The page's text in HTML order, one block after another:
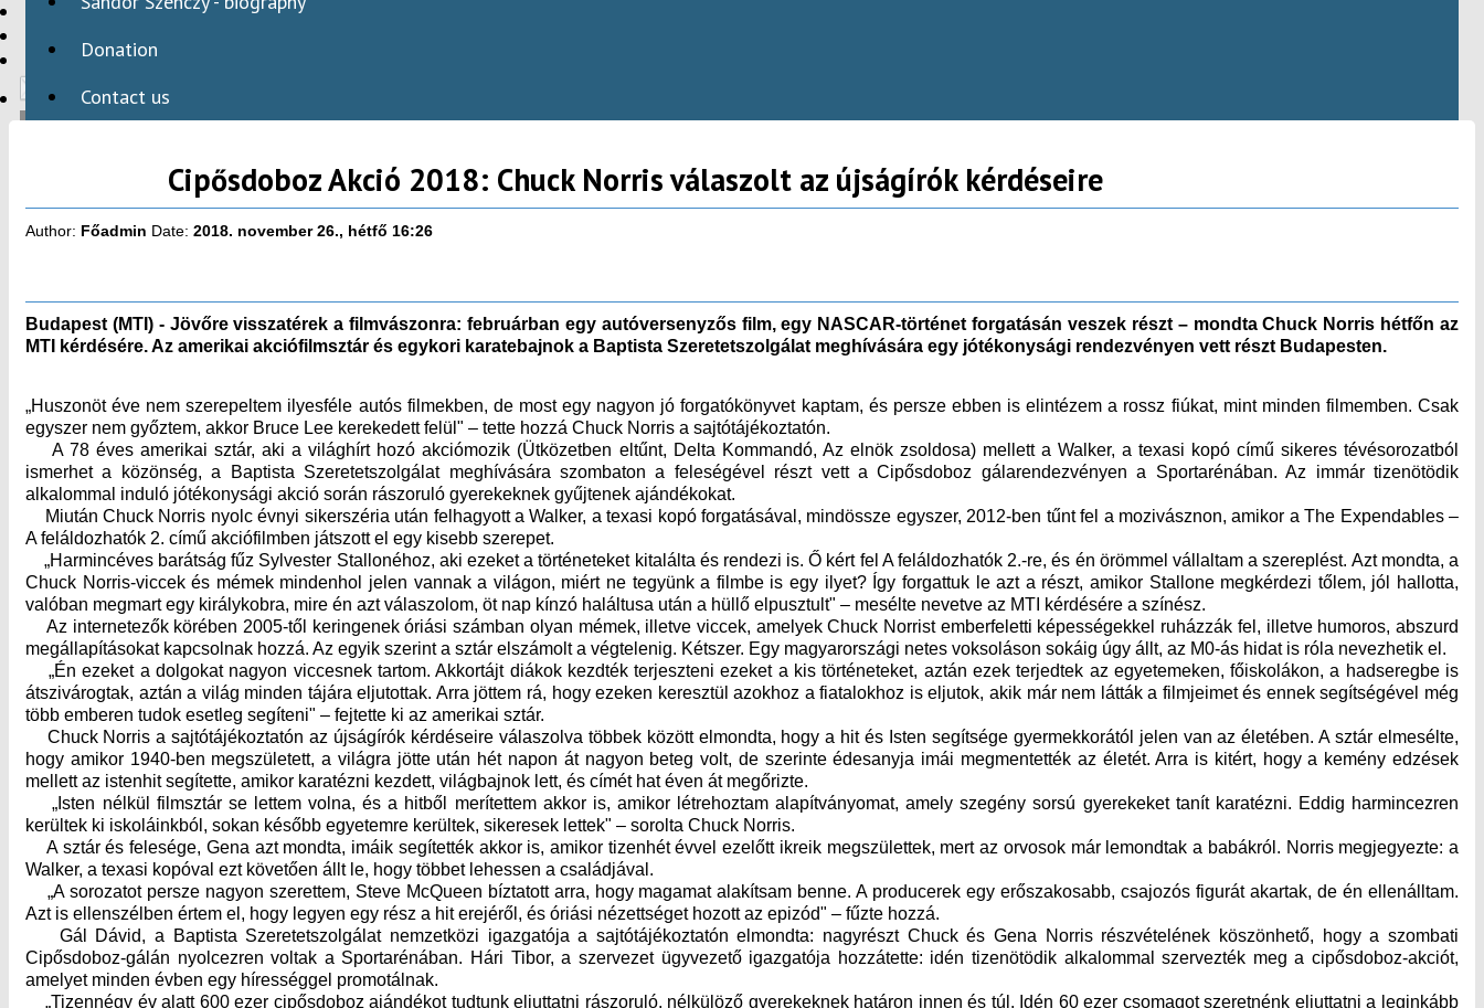
HBAID
INTERNATIONAL PROGRAMS
Donation
Contact us
Cipősdoboz Akció 2018: Chuck Norris válaszolt az újságírók kérdéseire
Author: Főadmin Date: 2018. november 26., hétfő 16:26
Budapest (MTI) - Jövőre visszatérek a filmvászonra: februárban egy autóversenyzős film, egy NASCAR-történet forgatásán veszek részt – mondta Chuck Norris hétfőn az
MTI kérdésére. Az amerikai akciófilmsztár és egykori karatebajnok a Baptista Szeretetszolgálat meghívására egy jótékonysági rendezvényen vett részt Budapesten.
„Huszonöt éve nem szerepeltem ilyesféle autós filmekben, de most egy nagyon jó forgatókönyvet kaptam, és persze ebben is elintézem a rossz fiúkat, mint minden filmemben. Csak
egyszer nem győztem, akkor Bruce Lee kerekedett felül" ­– tette hozzá Chuck Norris a sajtótájékoztatón.
A 78 éves amerikai sztár, aki a világhírt hozó akciómozik (Ütközetben eltűnt, Delta Kommandó, Az elnök zsoldosa) mellett a Walker, a texasi kopó című sikeres tévésorozatból
ismerhet a közönség, a Baptista Szeretetszolgálat meghívására szombaton a feleségével részt vett a Cipősdoboz gálarendezvényen a Sportarénában. Az immár tizenötödik
alkalommal induló jótékonysági akció során rászoruló gyerekeknek gyűjtenek ajándékokat.
Miután Chuck Norris nyolc évnyi sikerszéria után felhagyott a Walker, a texasi kopó forgatásával, mindössze egyszer, 2012-ben tűnt fel a mozivásznon, amikor a The Expendables –
A feláldozhatók 2. című akciófilmben játszott el egy kisebb szerepet.
„Harmincéves barátság fűz Sylvester Stallonéhoz, aki ezeket a történeteket kitalálta és rendezi is. Ő kért fel A feláldozhatók 2.-re, és én örömmel vállaltam a szereplést. Azt mondta, a
Chuck Norris-viccek és mémek mindenhol jelen vannak a világon, miért ne tegyünk a filmbe is egy ilyet? Így forgattuk le azt a részt, amikor Stallone megkérdezi tőlem, jól hallotta,
valóban megmart egy királykobra, mire én azt válaszolom, öt nap kínzó haláltusa után a hüllő elpusztult" – mesélte nevetve az MTI kérdésére a színész.
Az internetezők körében 2005-től keringenek óriási számban olyan mémek, illetve viccek, amelyek Chuck Norrist emberfeletti képességekkel ruházzák fel, illetve humoros, abszurd
megállapításokat kapcsolnak hozzá. Az egyik szerint a sztár elszámolt a végtelenig. Kétszer. Egy magyarországi netes voksoláson sokáig úgy állt, az M0-ás hidat is róla nevezhetik el.
„Én ezeket a dolgokat nagyon viccesnek tartom. Akkortájt diákok kezdték terjeszteni ezeket a kis történeteket, aztán ezek terjedtek az egyetemeken, főiskolákon, a hadseregbe is
átszivárogtak, aztán a világ minden tájára eljutottak. Arra jöttem rá, hogy ezeken keresztül azokhoz a fiatalokhoz is eljutok, akik már nem látták a filmjeimet és ennek segítségével még
több emberen tudok esetleg segíteni" – fejtette ki az amerikai sztár.
Chuck Norris a sajtótájékoztatón az újságírók kérdéseire válaszolva többek között elmondta, hogy a hit és Isten segítsége gyermekkorától jelen van az életében. A sztár elmesélte,
hogy amikor 1940-ben megszületett, a világra jötte után hét napon át nagyon beteg volt, de szerinte édesanyja imái megmentették az életét. Arra is kitért, hogy a kemény edzések
mellett az istenhit segítette, amikor karatézni kezdett, világbajnok lett, és címét hat éven át megőrizte.
„Isten nélkül filmsztár se lettem volna, és a hitből merítettem akkor is, amikor létrehoztam alapítványomat, amely szegény sorsú gyerekeket tanít karatézni. Eddig harmincezren
kerültek ki iskoláinkból, sokan később egyetemre kerültek, sikeresek lettek" – sorolta Chuck Norris.
A sztár és felesége, Gena azt mondta, imáik segítették akkor is, amikor tizenhét évvel ezelőtt ikreik megszülettek, mert az orvosok már lemondtak a babákról. Norris megjegyezte: a
Walker, a texasi kopóval ezt követően állt le, hogy többet lehessen a családjával.
„A sorozatot persze nagyon szerettem, Steve McQueen bíztatott arra, hogy magamat alakítsam benne. A producerek egy erőszakosabb, csajozós figurát akartak, de én ellenálltam.
Azt is ellenszélben értem el, hogy legyen egy rész a hit erejéről, és óriási nézettséget hozott az epizód" – fűzte hozzá.
Gál Dávid, a Baptista Szeretetszolgálat nemzetközi igazgatója a sajtótájékoztatón elmondta: nagyrészt Chuck és Gena Norris részvételének köszönhető, hogy a szombati
Cipősdoboz-gálán nyolcezren voltak a Sportarénában. Hári Tibor, a szervezet ügyvezető igazgatója hozzátette: idén tizenötödik alkalommal szervezték meg a cipősdoboz-akciót,
amelyet minden évben egy hírességgel promotálnak.
„Tizennégy év alatt 600 ezer cipősdoboz ajándékot tudtunk eljuttatni rászoruló, nélkülöző gyerekeknek határon innen és túl. Idén 60 ezer csomagot szeretnénk eljuttatni a leginkább